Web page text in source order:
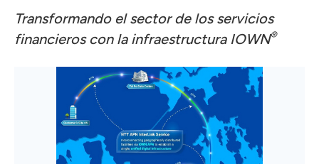
Transformando el sector de los servicios
financieros con la infraestructura IOWN®